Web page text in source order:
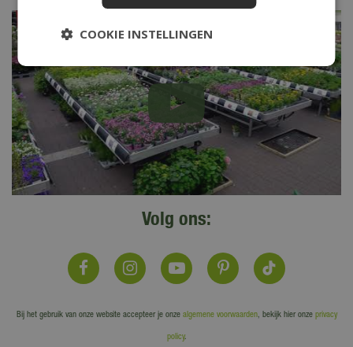
Volg ons:
Bij het gebruik van onze website accepteer je onze algemene voorwaarden, bekijk hier onze privacy
policy.
COOKIE INSTELLINGEN